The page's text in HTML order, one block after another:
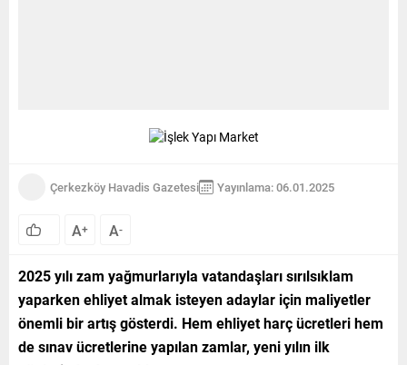
Çerkezköy Havadis Gazetesi Yayınlama: 06.01.2025
A+ A-
2025 yılı zam yağmurlarıyla vatandaşları sırılsıklam
yaparken ehliyet almak isteyen adaylar için maliyetler
önemli bir artış gösterdi. Hem ehliyet harç ücretleri hem
de sınav ücretlerine yapılan zamlar, yeni yılın ilk